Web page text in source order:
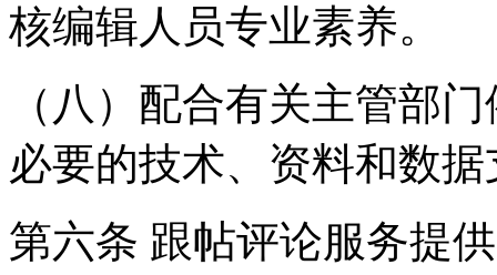
核编辑人员专业素养。
（八）配合有关主管部
必要的技术、资料和数
第六条 跟帖评论服务提